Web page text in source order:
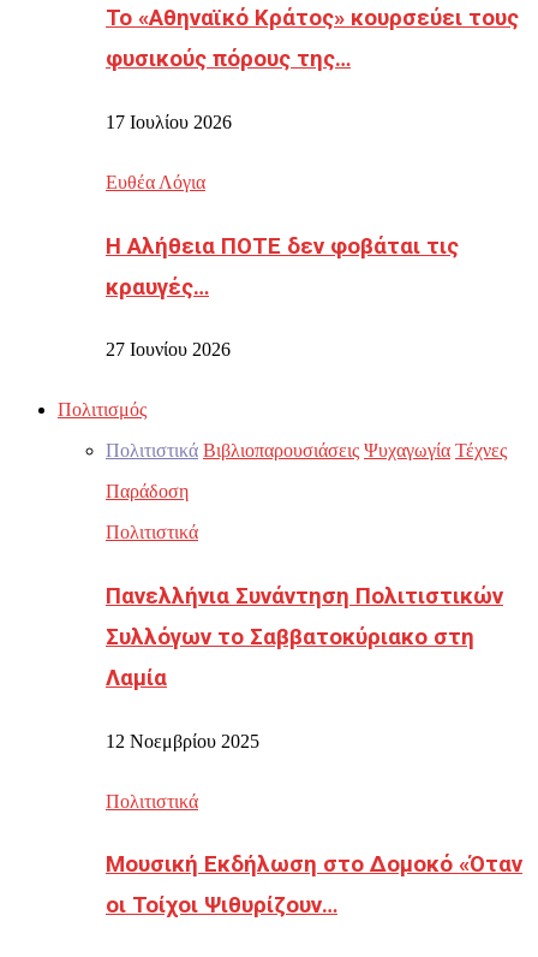
Το «Αθηναϊκό Κράτος» κουρσεύει τους
φυσικούς πόρους της…
17 Ιουλίου 2026
Ευθέα Λόγια
Η Αλήθεια ΠΟΤΕ δεν φοβάται τις
κραυγές…
27 Ιουνίου 2026
Πολιτισμός
Πολιτιστικά Βιβλιοπαρουσιάσεις Ψυχαγωγία Τέχνες
Παράδοση
Πολιτιστικά
Πανελλήνια Συνάντηση Πολιτιστικών
Συλλόγων το Σαββατοκύριακο στη
Λαμία
12 Νοεμβρίου 2025
Πολιτιστικά
Μουσική Εκδήλωση στο Δομοκό «Όταν
οι Τοίχοι Ψιθυρίζουν…